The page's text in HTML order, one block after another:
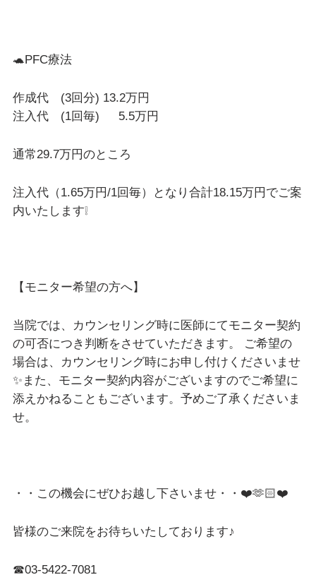
🐢PFC療法
作成代 (3回分) 13.2万円
注入代 (1回毎) 5.5万円
通常29.7万円のところ
注入代（1.65万円/1回毎）となり合計18.15万円でご案
内いたします❕
【モニター希望の方へ】
当院では、カウンセリング時に医師にてモニター契約
の可否につき判断をさせていただきます。 ご希望の
場合は、カウンセリング時にお申し付けくださいませ
✨また、モニター契約内容がございますのでご希望に
添えかねることもございます。予めご了承くださいま
せ。
・・この機会にぜひお越し下さいませ・・❤️🫶🏻❤️
皆様のご来院をお待ちいたしております♪
☎︎03-5422-7081